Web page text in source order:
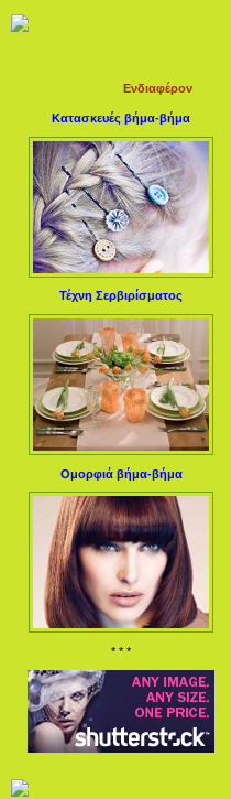
Ενδιαφέρον
Κατασκευές βήμα-βήμα
Τέχνη Σερβιρίσματος
Ομορφιά βήμα-βήμα
* * *